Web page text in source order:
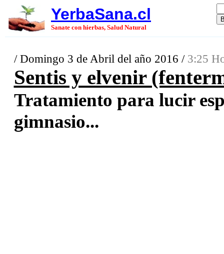
YerbaSana.cl
Sanate con hierbas, Salud Natural
/ Domingo 3 de Abril del año 2016 / 3:25
Sentis y elvenir
Tratamiento para lucir
gimnasio...